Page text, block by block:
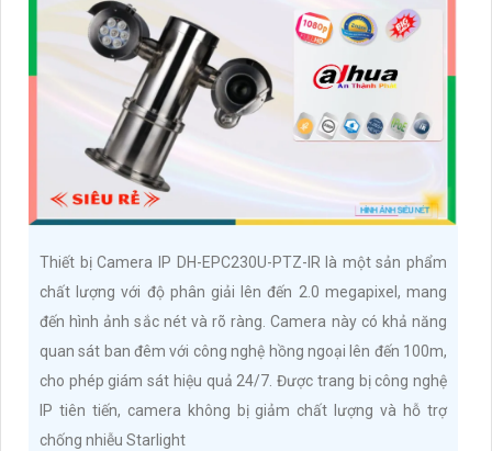
Thiết bị Camera IP DH-EPC230U-PTZ-IR là một sản phẩm
chất lượng với độ phân giải lên đến 2.0 megapixel, mang
đến hình ảnh sắc nét và rõ ràng. Camera này có khả năng
quan sát ban đêm với công nghệ hồng ngoại lên đến 100m,
cho phép giám sát hiệu quả 24/7. Được trang bị công nghệ
IP tiên tiến, camera không bị giảm chất lượng và hỗ trợ
chống nhiễu Starlight